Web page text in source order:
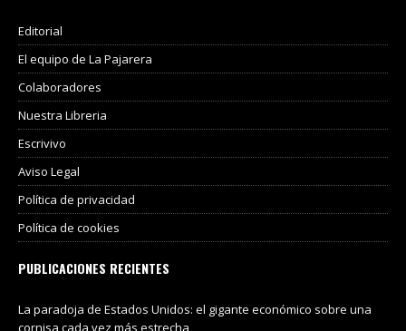
Editorial
El equipo de La Pajarera
Colaboradores
Nuestra Libreria
Escrivivo
Aviso Legal
Política de privacidad
Política de cookies
PUBLICACIONES RECIENTES
La paradoja de Estados Unidos: el gigante económico sobre una
cornisa cada vez más estrecha